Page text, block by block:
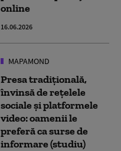
online
16.06.2026
MAPAMOND
Presa tradițională,
învinsă de rețelele
sociale și platformele
video: oamenii le
preferă ca surse de
informare (studiu)